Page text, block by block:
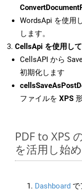
WordsApi を使用
します。
CellsApi を使用し
CellsAPI から
初期化します
ファイルを XPS
PDF to XPS
を活用し始
Dashboard で